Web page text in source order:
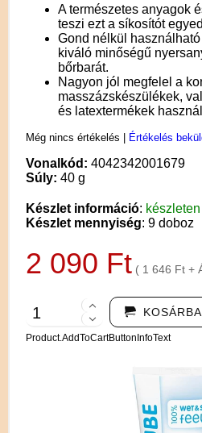
A természetes anyagok
teszi ezt a síkosítót
Gond nélkül
kiváló minőségű
bőrbarát.
Nagyon jól megfelel a
masszázskészülékek,
és latextermékek
Még nincs értékelés Értékelés
Vonalkód: 4042342001679
Súly: 40 g
Készlet információ: készleten
Készlet mennyiség: 9 doboz
2 090 Ft ( 1 646 Ft +
KOSÁRBA
Product.AddToCartButtonInfoText